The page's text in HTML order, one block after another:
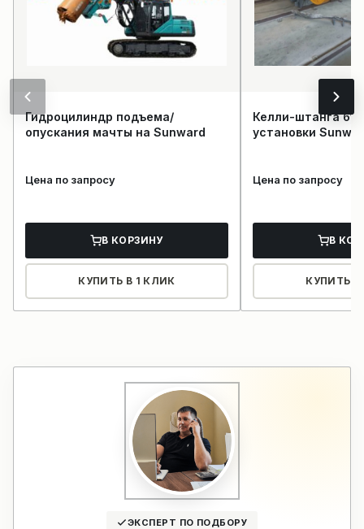
Гидроцилиндр подъема/
опускания мачты на Sunward
Цена по запросу
В КОРЗИНУ
КУПИТЬ В 1 КЛИК
Келли-штанга
установки
Цена по запросу
В
КУПИТЬ В
ЭКСПЕРТ ПО ПОДБОРУ